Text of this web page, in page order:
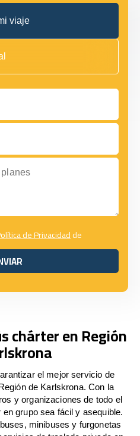
viaje
de Privacidadde
chárter en Región
el mejor servicio de
de Karlskrona. Con la
y organizaciones de todo el
grupo sea fácil y asequible.
minibuses y furgonetas